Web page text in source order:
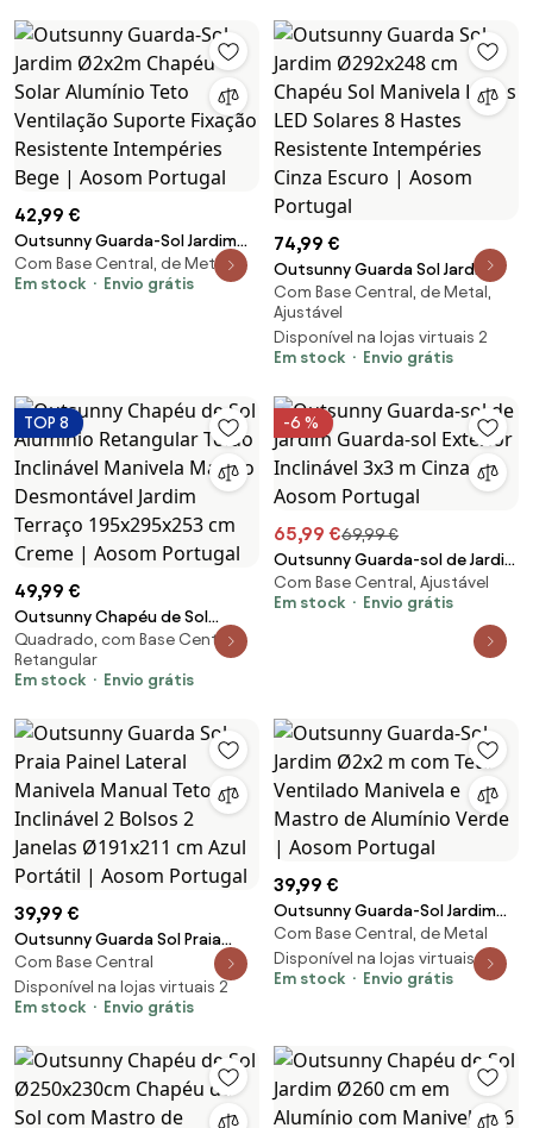
42,99 €
Outsunny Guarda-Sol Jardim
Ø2x2m Chapéu Solar Alumínio
Teto Ventilação Suporte
Com Base Central, de Metal
Em stock
Envio grátis
74,99 €
Outsunny Guarda Sol Jardim
Ø292x248 cm Chapéu Sol
Manivela Luzes LED Solares 8
Hastes Resistente Intempéries
Cinza Escuro | Aosom Portugal
Com Base Central, de Metal,
Ajustável
Disponível na lojas virtuais 2
Em stock
Envio grátis
TOP 8
49,99 €
Outsunny Chapéu de Sol
Alumínio Retangular Toldo
Inclinável Manivela Mastro
Desmontável Jardim Terraço
Portugal
Quadrado, com Base Central,
Retangular
Em stock
Envio grátis
-6 %
65,99 €69,99 €
Outsunny Guarda-sol de Jardim
Guarda-sol Exterior Inclinável
3x3 m Cinza | Aosom Portugal
Com Base Central, Ajustável
Em stock
Envio grátis
39,99 €
Outsunny Guarda Sol Praia
Painel Lateral Manivela Manual
Teto Inclinável 2 Bolsos 2
Janelas Ø191x211 cm Azul Portátil
Com Base Central
Disponível na lojas virtuais 2
Em stock
Envio grátis
39,99 €
Outsunny Guarda-Sol Jardim
Ø2x2 m com Teto Ventilado
Manivela e Mastro de Alumínio
Verde | Aosom Portugal
Com Base Central, de Metal
Disponível na lojas virtuais 2
Em stock
Envio grátis